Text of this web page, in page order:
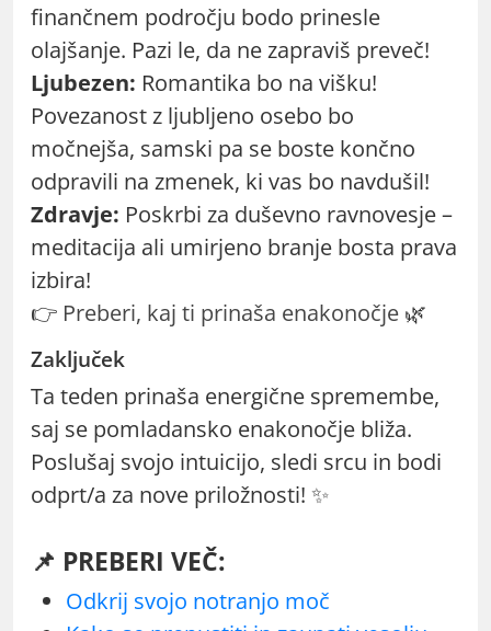
finančnem področju bodo prinesle
olajšanje. Pazi le, da ne zapraviš preveč!
Ljubezen: Romantika bo na višku!
Povezanost z ljubljeno osebo bo
močnejša, samski pa se boste končno
odpravili na zmenek, ki vas bo navdušil!
Zdravje: Poskrbi za duševno ravnovesje –
meditacija ali umirjeno branje bosta prava
izbira!
👉 Preberi, kaj ti prinaša enakonočje 🌿
Zaključek
Ta teden prinaša energične spremembe,
saj se pomladansko enakonočje bliža.
Poslušaj svojo intuicijo, sledi srcu in bodi
odprt/a za nove priložnosti! ✨
📌 PREBERI VEČ:
Odkrij svojo notranjo moč